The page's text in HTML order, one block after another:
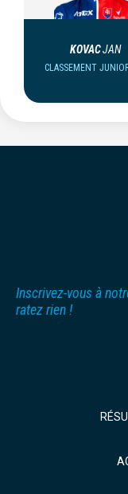
KOVACJAN
CLASSEMENT
Inscrivez-vous à
ratez rien !